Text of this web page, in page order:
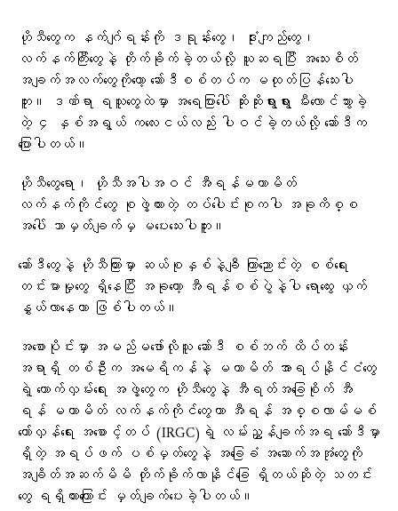
ဟိုသီတွေက နက်ဂျ်ရန်းကို ဒရုန်းတွေ၊ ဒုံးကျည်တွေ၊
လက်နက်ကြီးတွေနဲ့ တိုက်ခိုက်ခဲ့တယ်လို့ ယူဆရပြီး အသေးစိတ်
အချက်အလက်တွေကိုတော့ ဆော်ဒီစစ်တပ်က မထုတ်ပြန်သေးပါ
ဘူး။ ဒဏ်ရာ ရသူတွေထဲမှာ အရေပြားပေါ် ဆိုးဆိုးရွားရွား မီးလောင်သွားခဲ့
တဲ့ ၄ နှစ်အရွယ် ကလေးငယ်လည်း ပါဝင်ခဲ့တယ်လို့ ဆော်ဒီက
ပြောပါတယ်။
ဟိုသီတွေရော၊ ဟိုသီအပါအဝင် အီရန်မဟာမိတ်
လက်နက်ကိုင်တွေ စုဖွဲ့ထားတဲ့ တပ်ပေါင်းစုကပါ အခုကိစ္စ
အပေါ် ဘာမှတ်ချက်မှ မပေးသေးပါဘူး။
ဆော်ဒီတွေနဲ့ ဟိုသီကြားမှာ ဆယ်စုနှစ်နဲ့ချီ ကြာညောင်းတဲ့ စစ်ရေး
တင်းမာမှုတွေ ရှိနေပြီး အခုတော့ အီရန်စစ်ပွဲနဲ့ပါ ရောထွေး ယှက်
နွှယ်လာနေတာ ဖြစ်ပါတယ်။
အစောပိုင်းမှာ အမည်မဖော်လိုသူ ဆော်ဒီ စစ်ဘက် ထိပ်တန်း
အရာရှိ တစ်ဦးက အမေရိကန်နဲ့ မဟာမိတ် အာရပ်နိုင်ငံတွေ
ရဲ့ ထောက်လှမ်းရေး အဖွဲ့တွေက ဟိုသီတွေနဲ့ အီရတ်အခြေစိုက် အီ
ရန် မဟာမိတ် လက်နက်ကိုင်တွေဟာ အီရန် အစ္စလာမ်မစ်
တော်လှန်ရေး အစောင့်တပ် (IRGC)ရဲ့ လမ်းညွှန်ချက်အရ ဆော်ဒီမှာ
ရှိတဲ့ အရပ်ဖက် ပစ်မှတ်တွေနဲ့ အခြေခံ အဆောက်အအုံတွေကို
အချိတ်အဆက်မိမိ တိုက်ခိုက်လာနိုင်ခြေ ရှိတယ်ဆိုတဲ့ သတင်း
တွေ ရရှိထားကြောင်း မှတ်ချက်ပေးခဲ့ပါတယ်။